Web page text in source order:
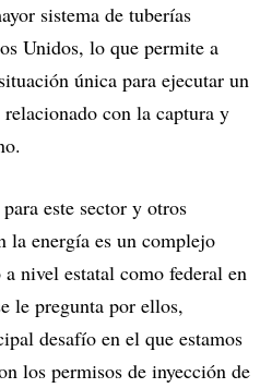
sistema de tuberías
Unidos, lo que permite a
única para ejecutar un
con la captura y
este sector y otros
la energía es un complejo
nivel estatal como federal en
le pregunta por ellos,
desafío en el que estamos
los permisos de inyección de